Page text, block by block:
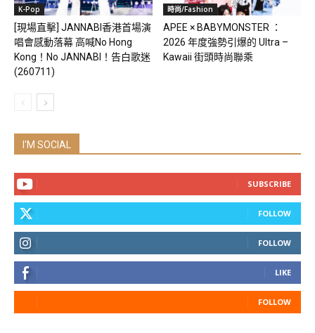
K-Pop
[現場直擊] JANNABI香港首場演
唱會感動落幕 高喊No Hong
Kong！No JANNABI！告白歌迷
(260711)
時尚/Fashion
APEE × BABYMONSTER ：
2026 年度強勢引爆的 Ultra –
Kawaii 街頭時尚聯乘
I'M SOCIAL
SUBSCRIBE
FOLLOW
FOLLOW
LIKE
FOLLOW